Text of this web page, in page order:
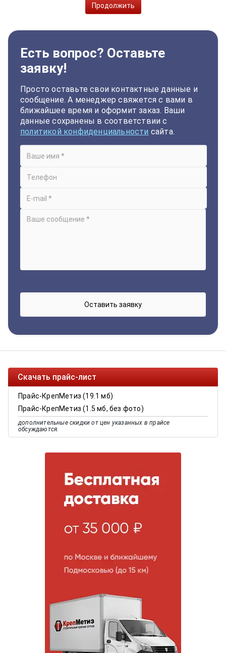
Продолжить
Есть вопрос? Оставьте
заявку!
Просто оставьте свои контактные данные и
сообщение. А менеджер свяжется с вами в
ближайшее время и оформит заказ. Ваши
данные сохранены в соответствии с
политикой конфиденциальности сайта.
Скачать прайс-лист
Прайс-КрепМетиз (19.1 мб)
Прайс-КрепМетиз (1.5 мб, без фото)
дополнительные скидки от цен указанных в прайсе
обсуждаются.